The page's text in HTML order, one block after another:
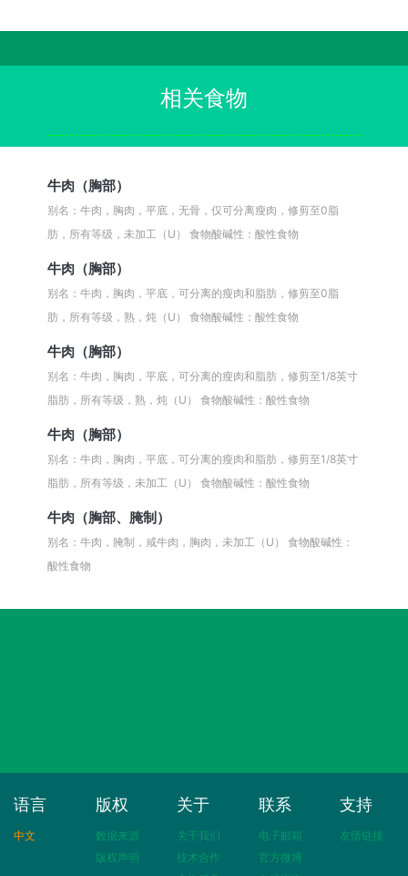
相关食物
牛肉（胸部）
别名：牛肉，胸肉，平底，无骨，仅可分离瘦肉，修剪至0脂
肪，所有等级，未加工（U）食物酸碱性：酸性食物
牛肉（胸部）
别名：牛肉，胸肉，平底，可分离的瘦肉和脂肪，修剪至0脂
肪，所有等级，熟，炖（U）食物酸碱性：酸性食物
牛肉（胸部）
别名：牛肉，胸肉，平底，可分离的瘦肉和脂肪，修剪至1/8英寸
脂肪，所有等级，熟，炖（U）食物酸碱性：酸性食物
牛肉（胸部）
别名：牛肉，胸肉，平底，可分离的瘦肉和脂肪，修剪至1/8英寸
脂肪，所有等级，未加工（U）食物酸碱性：酸性食物
牛肉（胸部、腌制）
别名：牛肉，腌制，咸牛肉，胸肉，未加工（U）食物酸碱性：
酸性食物
语言
中文
版权
数据来源
版权声明
关于
关于我们
技术合作
联系
电子邮箱
官方微博
支持
友情链接